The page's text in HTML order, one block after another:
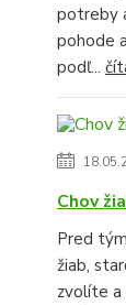
potreby
pohode
podľ...
Chov
Pred
žiab,
zvolíte a